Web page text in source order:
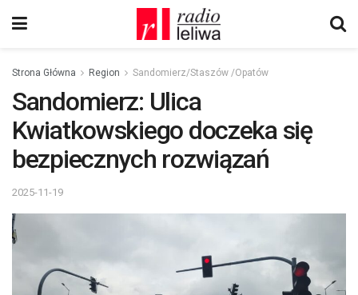
Strona Główna Region Sandomierz/Staszów /Opatów
Sandomierz: Ulica
Kwiatkowskiego doczeka się
bezpiecznych rozwiązań
2025-11-19